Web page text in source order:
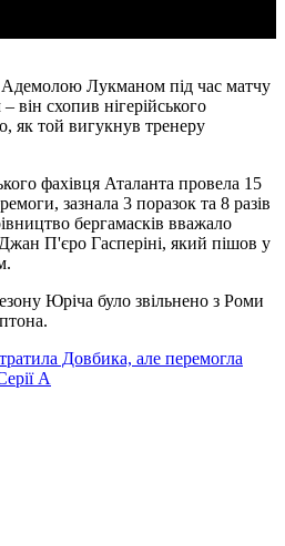
Лукманом під час матчу
він схопив нігерійського
як той вигукнув тренеру
фахівця Аталанта провела 15
зазнала 3 поразок та 8 разів
бергамасків вважало
П'єро Гасперіні, який пішов у
Юріча було звільнено з Роми
Довбика, але перемогла
А